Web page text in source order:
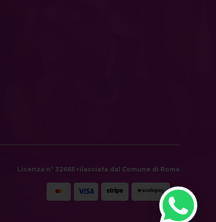
Licenza n° 32665 rilasciata dal Comune di Roma